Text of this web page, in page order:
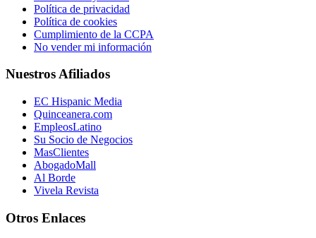
Política de privacidad
Política de cookies
Cumplimiento de la CCPA
No vender mi información
Nuestros Afiliados
EC Hispanic Media
Quinceanera.com
EmpleosLatino
Su Socio de Negocios
MasClientes
AbogadoMall
Al Borde
Vivela Revista
Otros Enlaces